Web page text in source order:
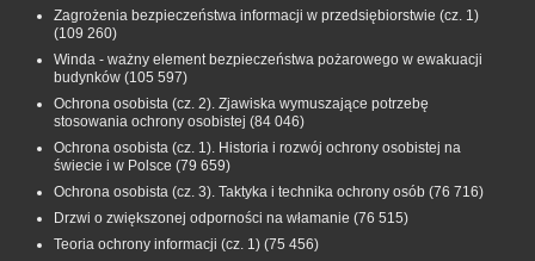
Zagrożenia bezpieczeństwa informacji w przedsiębiorstwie (cz. 1)
(109 260)
Winda - ważny element bezpieczeństwa pożarowego w ewakuacji
budynków (105 597)
Ochrona osobista (cz. 2). Zjawiska wymuszające potrzebę
stosowania ochrony osobistej (84 046)
Ochrona osobista (cz. 1). Historia i rozwój ochrony osobistej na
świecie i w Polsce (79 659)
Ochrona osobista (cz. 3). Taktyka i technika ochrony osób (76 716)
Drzwi o zwiększonej odporności na włamanie (76 515)
Teoria ochrony informacji (cz. 1) (75 456)